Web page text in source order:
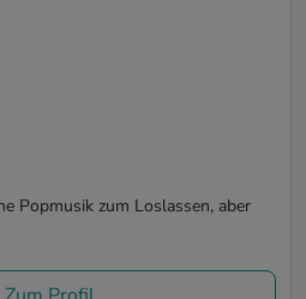
Popmusik zum Loslassen, aber